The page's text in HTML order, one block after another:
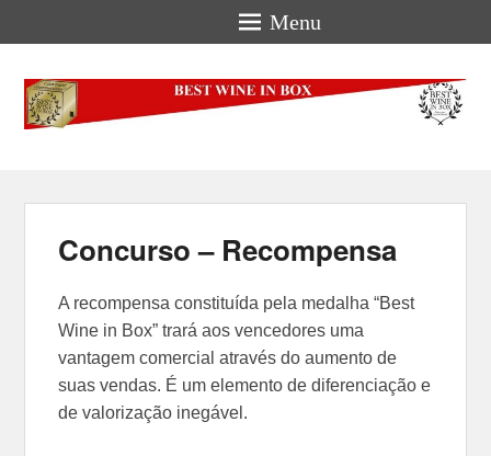
Menu
Best-Wine-In-Box
Concours International Best-Wine-In-Box
Concurso – Recompensa
A recompensa constituída pela medalha “Best
Wine in Box” trará aos vencedores uma
vantagem comercial através do aumento de
suas vendas. É um elemento de diferenciação e
de valorização inegável.